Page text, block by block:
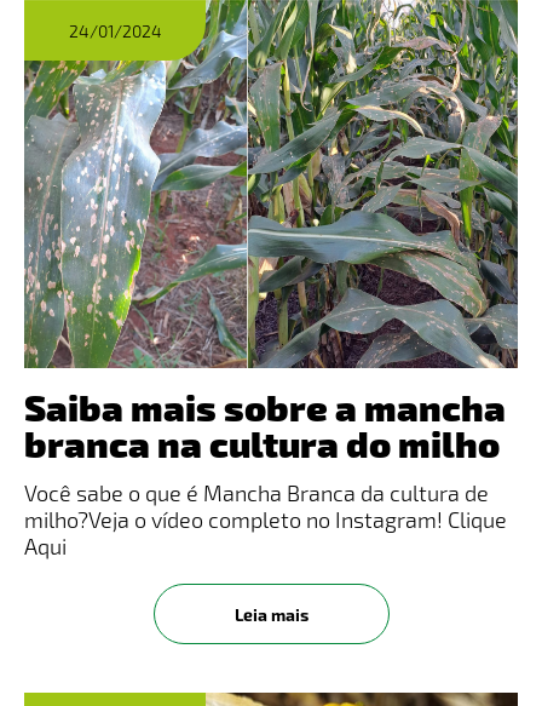
24/01/2024
Saiba mais sobre a mancha
branca na cultura do milho
Você sabe o que é Mancha Branca da cultura de
milho?​Veja o vídeo completo no Instagram! Clique
Aqui
Leia mais